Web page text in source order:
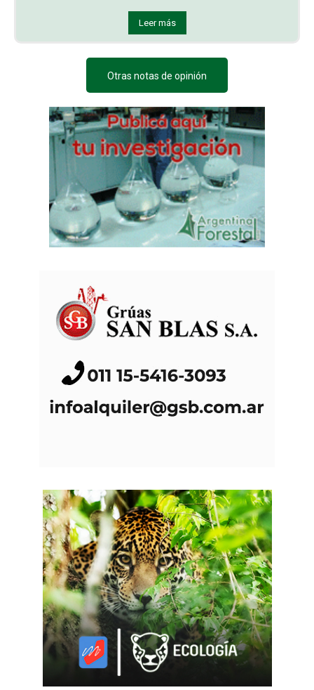
Leer más
Otras notas de opinión